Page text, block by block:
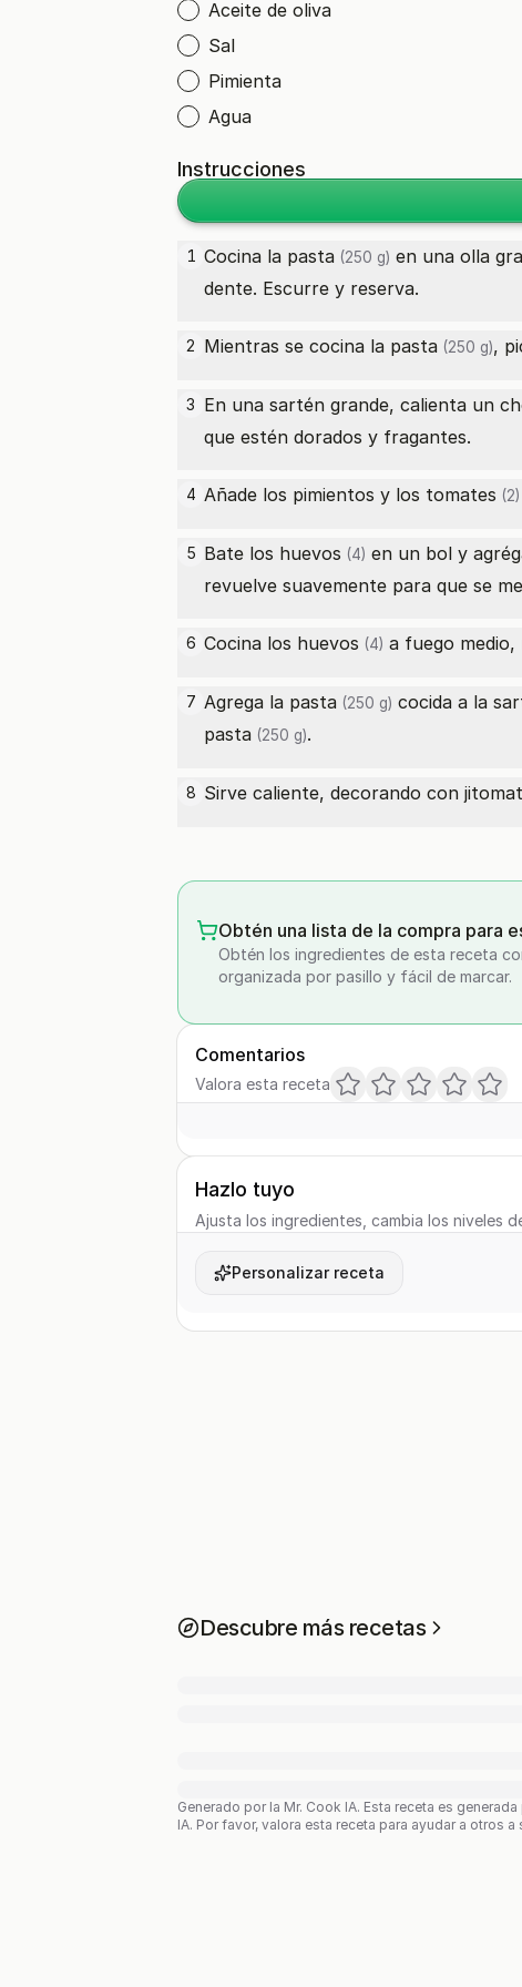
Aceite de oliva
Sal
Pimienta
Agua
Instrucciones
1 Cocina la pasta (250 g) en una olla
dente. Escurre y reserva.
2 Mientras se cocina la pasta (250 g),
3 En una sartén grande, calienta un
que estén dorados y fragantes.
4 Añade los pimientos y los tomates (2)
5 Bate los huevos (4) en un bol y
revuelve suavemente para que se
6 Cocina los huevos (4) a fuego
7 Agrega la pasta (250 g) cocida a la
pasta (250 g).
8 Sirve caliente, decorando con
Obtén una lista de la compra para
Obtén los ingredientes de esta receta
organizada por pasillo y fácil de marcar.
Comentarios
Valora esta receta
Hazlo tuyo
Ajusta los ingredientes, cambia los niveles
Personalizar receta
Descubre más recetas
Generado por la Mr. Cook IA. Esta receta es
IA. Por favor, valora esta receta para ayudar a otros a